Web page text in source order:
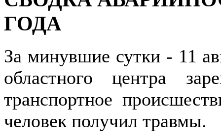
ГОДА
За минувшие сутки - 11
областного центра
транспортное
человек получил травмы.